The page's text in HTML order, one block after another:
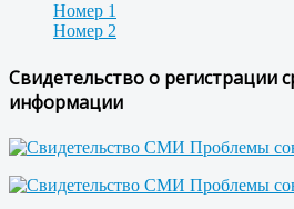
Номер 1
Номер 2
Свидетельство о регистрации
информации